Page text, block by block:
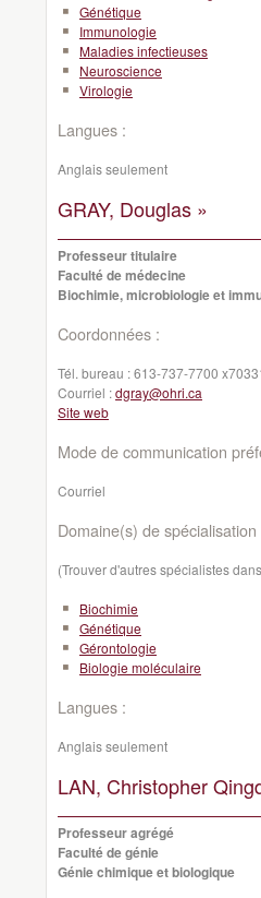
Génétique
Immunologie
Maladies infectieuses
Neuroscience
Virologie
Langues :
Anglais seulement
GRAY, Douglas »
Professeur titulaire
Faculté de médecine
Biochimie, microbiologie et
Coordonnées :
Tél. bureau :613-737-7700
Courriel :dgray@ohri.ca
Site web
Mode de communication
Courriel
Domaine(s) de spécialisation
(Trouver d'autres spécialistes
Biochimie
Génétique
Gérontologie
Biologie moléculaire
Langues :
Anglais seulement
LAN, Christopher
Professeur agrégé
Faculté de génie
Génie chimique et biologique